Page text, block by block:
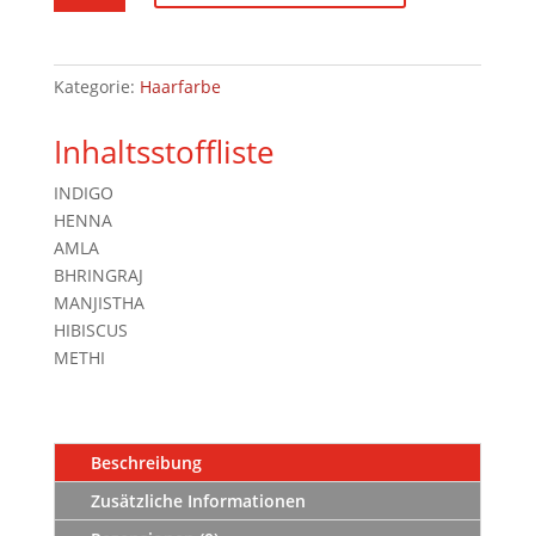
100g
-
3er
Discount
Kategorie: Haarfarbe
Inhaltsstoffliste
INDIGO
HENNA
AMLA
BHRINGRAJ
MANJISTHA
HIBISCUS
METHI
Beschreibung
Zusätzliche Informationen